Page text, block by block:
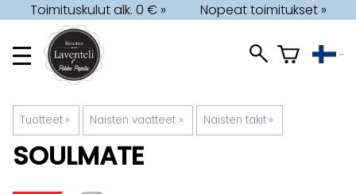
Toimituskulut alk. 0 € » Nopeat toimitukset »
Tuotteet ‪» Naisten vaatteet ‪» Naisten takit ‪»
SOULMATE